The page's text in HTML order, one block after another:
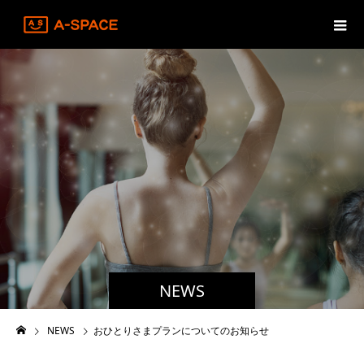
NEWS
NEWS おひとりさまプランについてのお知らせ